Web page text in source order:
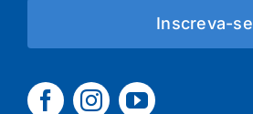
Inscreva-se